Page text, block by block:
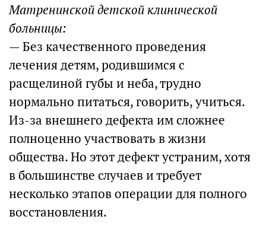
Матренинской детской клинической
больницы:
— Без качественного проведения
лечения детям, родившимся с
расщелиной губы и неба, трудно
нормально питаться, говорить, учиться.
Из-за внешнего дефекта им сложнее
полноценно участвовать в жизни
общества. Но этот дефект устраним, хотя
в большинстве случаев и требует
несколько этапов операции для полного
восстановления.